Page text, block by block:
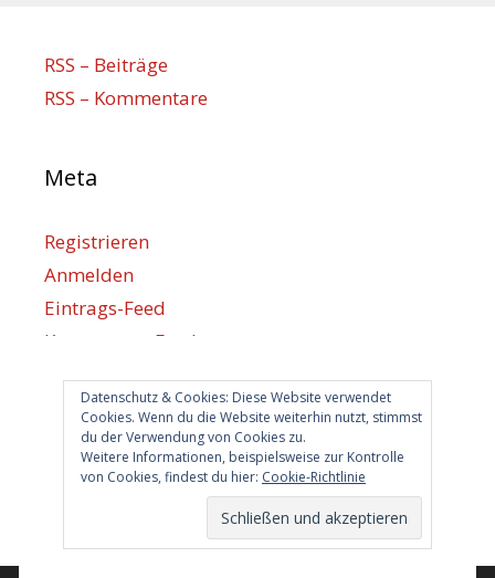
Datenschutz & Cookies: Diese Website verwendet
Cookies. Wenn du die Website weiterhin nutzt, stimmst
du der Verwendung von Cookies zu.
Weitere Informationen, beispielsweise zur Kontrolle
von Cookies, findest du hier: Cookie-Richtlinie
RSS – Beiträge
RSS – Kommentare
Meta
Registrieren
Anmelden
Eintrags-Feed
Kommentar-Feed
WordPress.org
Berlin hilft
info@berlin-hilft.com